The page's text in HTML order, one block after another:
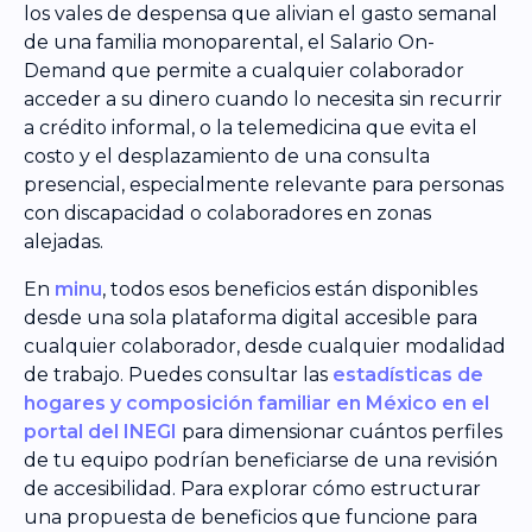
los vales de despensa que alivian el gasto semanal
de una familia monoparental, el Salario On-
Demand que permite a cualquier colaborador
acceder a su dinero cuando lo necesita sin recurrir
a crédito informal, o la telemedicina que evita el
costo y el desplazamiento de una consulta
presencial, especialmente relevante para personas
con discapacidad o colaboradores en zonas
alejadas.
En minu, todos esos beneficios están disponibles
desde una sola plataforma digital accesible para
cualquier colaborador, desde cualquier modalidad
de trabajo. Puedes consultar las estadísticas de
hogares y composición familiar en México en el
portal del INEGI para dimensionar cuántos perfiles
de tu equipo podrían beneficiarse de una revisión
de accesibilidad. Para explorar cómo estructurar
una propuesta de beneficios que funcione para